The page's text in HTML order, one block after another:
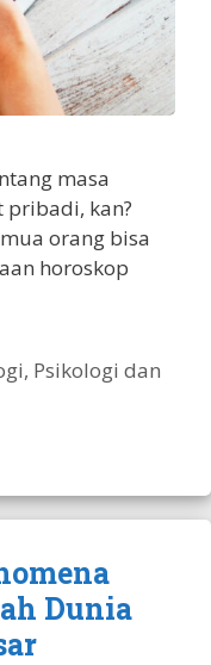
masa
pribadi, kan?
orang bisa
horoskop
, Psikologi dan
Dunia